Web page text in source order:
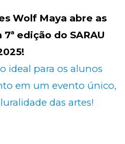
Wolf Maya abre as
edição do SARAU
ideal para os alunos
em um evento único,
das artes!